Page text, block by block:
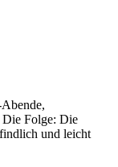
Folge: Die
und leicht